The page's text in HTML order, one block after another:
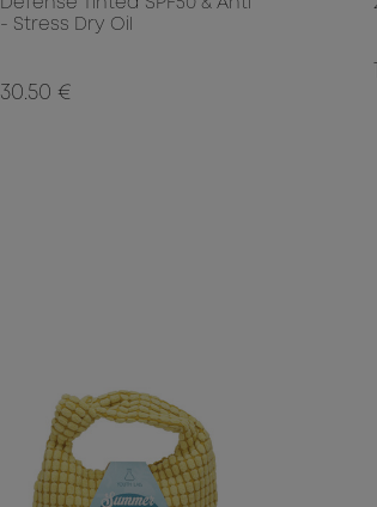
Defense Tinted SPF50 & Anti
- Stress Dry Oil
30.50 €